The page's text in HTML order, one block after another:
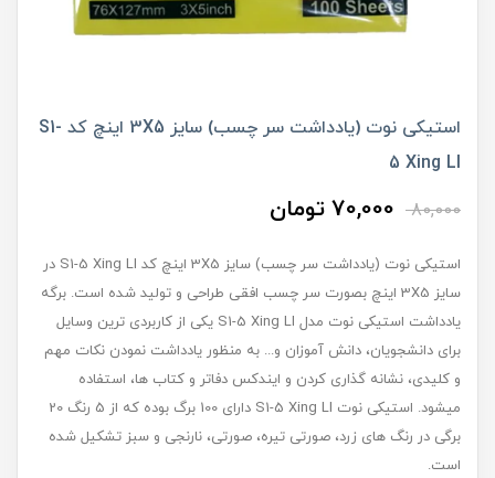
استیکی نوت (یادداشت سر چسب) سایز 3X5 اینچ کد S1-
5 Xing LI
80,000
70,000 تومان
استیکی نوت (یادداشت سر چسب) سایز 3X5 اینچ کد S1-5 Xing LI در
سایز 3X5 اینچ بصورت سر چسب افقی طراحی و تولید شده است. برگه
یادداشت استیکی نوت مدل S1-5 Xing LI یکی از کاربردی ترین وسایل
برای دانشجویان، دانش آموزان و... به منظور یادداشت نمودن نکات مهم
و کلیدی، نشانه گذاری کردن و ایندکس دفاتر و کتاب ها، استفاده
میشود. استیکی نوت S1-5 Xing LI دارای 100 برگ بوده که از 5 رنگ 20
برگی در رنگ های زرد، صورتی تیره، صورتی، نارنجی و سبز تشکیل شده
است.